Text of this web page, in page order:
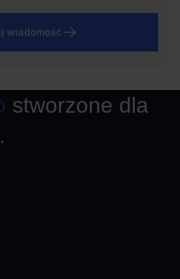
wiadomość
stworzone dla